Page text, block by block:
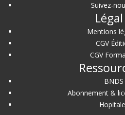
Suivez-
Légal
Mentions
CGV
CGV
BNDS
Abonnement &